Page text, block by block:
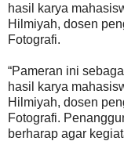
hasil karya
Hilmiyah, dosen
Fotografi.
“Pameran ini
hasil karya
Hilmiyah, dosen
Fotografi.
berharap agar